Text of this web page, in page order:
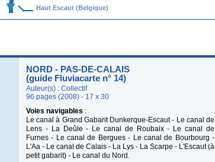
Haut Escaut (Belgique)
NORD - PAS-DE-CALAIS
(guide Fluviacarte n° 14)
Auteur(s) : Collectif
96 pages (2008) - 17 x 30
Voies navigables :
Le canal à Grand Gabarit Dunkerque-Escaut - Le canal de
Lens - La Deûle - Le canal de Roubaix - Le canal de
Furnes - Le canal de Bergues - Le canal de Bourbourg -
L'Aa - Le canal de Calais - La Lys - La Scarpe - L'Escaut (à
petit gabarit) - Le canal du Nord.